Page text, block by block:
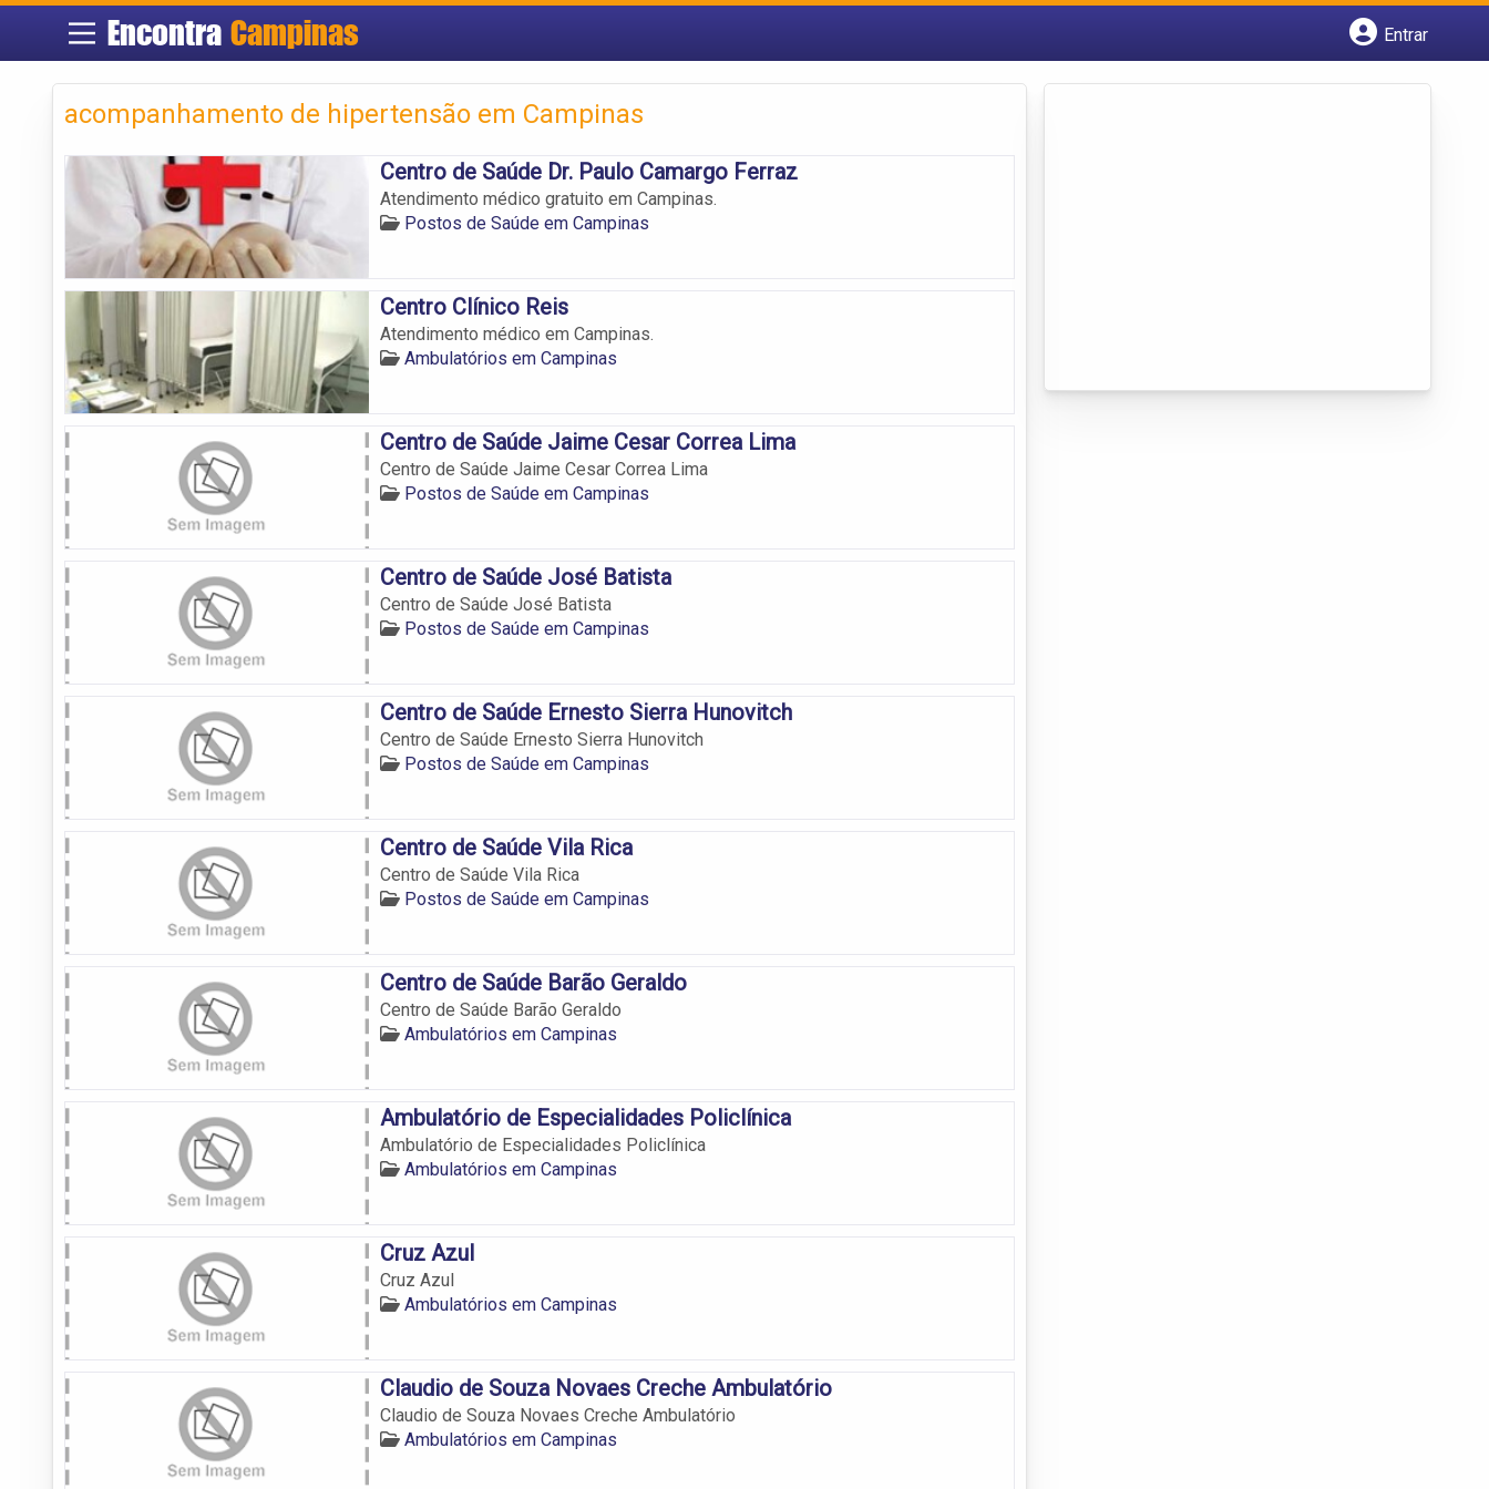
EncontraCampinas
Entrar
acompanhamento de hipertensão em Campinas
Centro de Saúde Dr. Paulo Camargo Ferraz
Atendimento médico gratuito em Campinas.
Postos de Saúde em Campinas
Centro Clínico Reis
Atendimento médico em Campinas.
Ambulatórios em Campinas
Centro de Saúde Jaime Cesar Correa Lima
Centro de Saúde Jaime Cesar Correa Lima
Postos de Saúde em Campinas
Centro de Saúde José Batista
Centro de Saúde José Batista
Postos de Saúde em Campinas
Centro de Saúde Ernesto Sierra Hunovitch
Centro de Saúde Ernesto Sierra Hunovitch
Postos de Saúde em Campinas
Centro de Saúde Vila Rica
Centro de Saúde Vila Rica
Postos de Saúde em Campinas
Centro de Saúde Barão Geraldo
Centro de Saúde Barão Geraldo
Ambulatórios em Campinas
Ambulatório de Especialidades Policlínica
Ambulatório de Especialidades Policlínica
Ambulatórios em Campinas
Cruz Azul
Cruz Azul
Ambulatórios em Campinas
Claudio de Souza Novaes Creche Ambulatório
Claudio de Souza Novaes Creche Ambulatório
Ambulatórios em Campinas